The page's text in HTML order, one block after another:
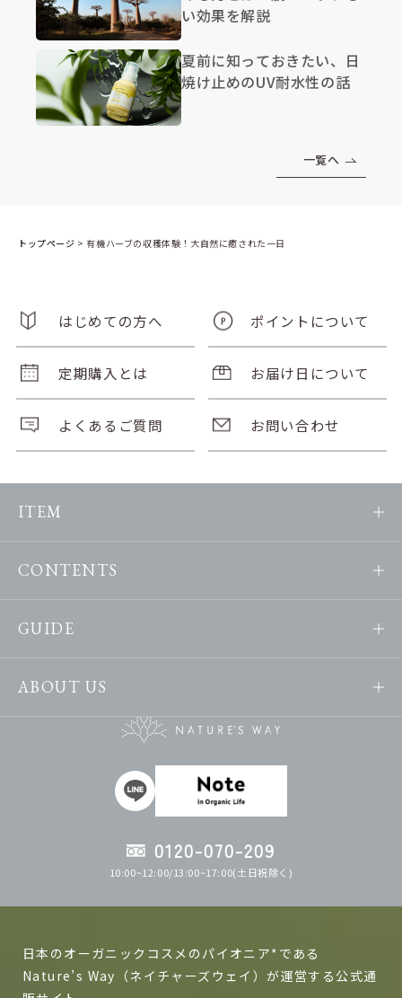
い効果を解説
夏前に知っておきたい、日
焼け止めのUV耐水性の話
一覧へ
トップページ > 有機ハーブの収穫体験！大自然に癒された一日
はじめての方へ ポイントについて
定期購入とは お届け日について
よくあるご質問 お問い合わせ
ITEM
CONTENTS
GUIDE
ABOUT US
0120-070-209
10:00~12:00/13:00~17:00(土日祝除く)
日本のオーガニックコスメのパイオニア*である
Nature’s Way（ネイチャーズウェイ）が運営する公式通